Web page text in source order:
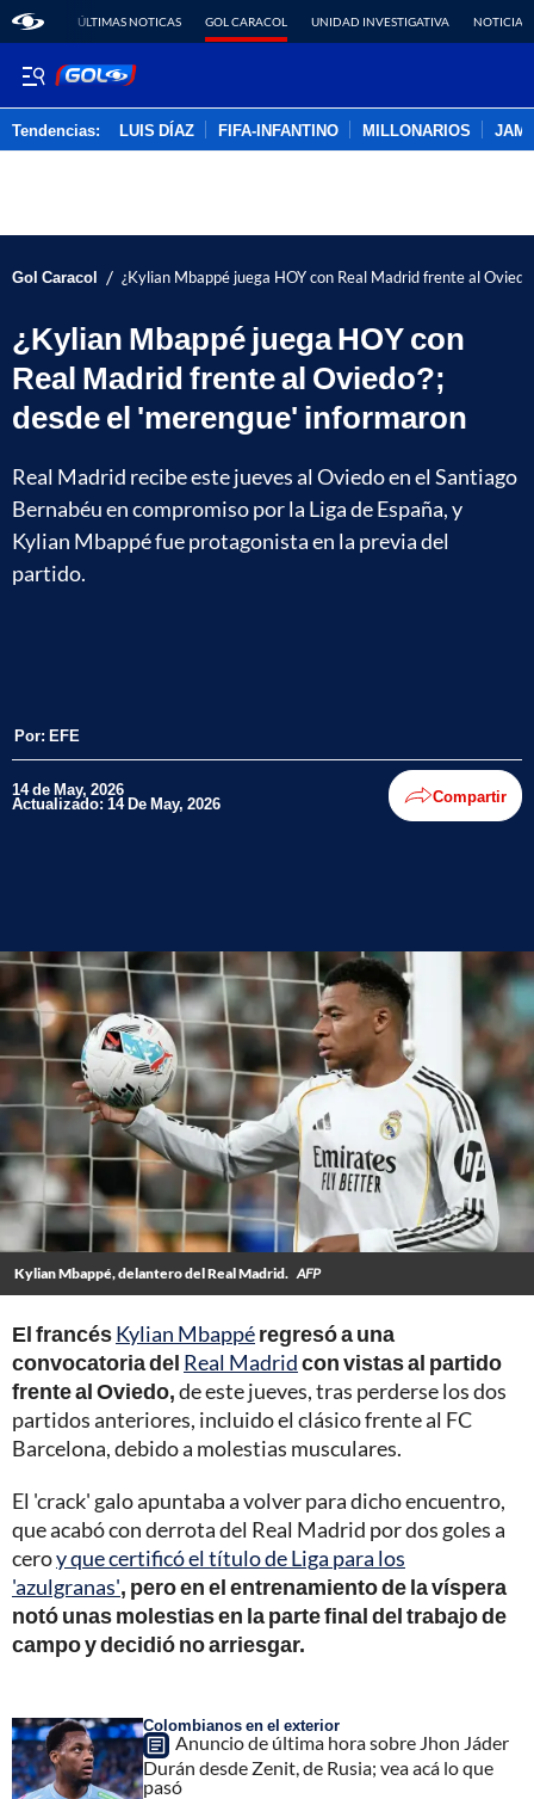
ÚLTIMAS NOTICAS GOL CARACOL UNIDAD INVESTIGATIVA NOTICIAS
Tendencias: LUIS DÍAZ FIFA-INFANTINO MILLONARIOS
Gol Caracol / ¿Kylian Mbappé juega HOY con Real Madrid frente al
¿Kylian Mbappé juega HOY con
Real Madrid frente al Oviedo?;
desde el 'merengue' informaron
Real Madrid recibe este jueves al Oviedo en el Santiago
Bernabéu en compromiso por la Liga de España, y
Kylian Mbappé fue protagonista en la previa del
partido.
Por: EFE
14 de May, 2026
Actualizado: 14 De May, 2026 Compartir
Kylian Mbappé, delantero del Real Madrid. AFP
El francésKylian Mbappéregresó a una
convocatoria del Real Madridcon vistas al partido
frente al Oviedo,de este jueves, tras perderse los dos
partidos anteriores, incluido el clásico frente al FC
Barcelona, debido a molestias musculares.
El 'crack' galo apuntaba a volver para dicho encuentro,
que acabó con derrota del Real Madrid por dos goles a
ceroy que certificó el título de Liga para los
'azulgranas', pero en el entrenamiento de la víspera
notó unas molestias en la parte final del trabajo de
campo y decidió no arriesgar.
Colombianos en el exterior
Anuncio de última hora sobre Jhon Jáder
Durán desde Zenit, de Rusia; vea acá lo que
pasó